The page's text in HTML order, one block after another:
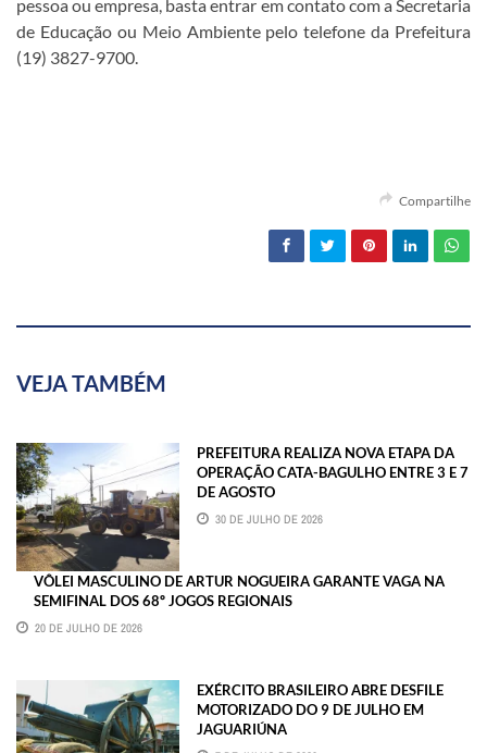
pessoa ou empresa, basta entrar em contato com a Secretaria
de Educação ou Meio Ambiente pelo telefone da Prefeitura
(19) 3827-9700.
Compartilhe
VEJA TAMBÉM
PREFEITURA REALIZA NOVA ETAPA DA
OPERAÇÃO CATA-BAGULHO ENTRE 3 E 7
DE AGOSTO
30 DE JULHO DE 2026
VÔLEI MASCULINO DE ARTUR NOGUEIRA GARANTE VAGA NA
SEMIFINAL DOS 68º JOGOS REGIONAIS
20 DE JULHO DE 2026
EXÉRCITO BRASILEIRO ABRE DESFILE
MOTORIZADO DO 9 DE JULHO EM
JAGUARIÚNA